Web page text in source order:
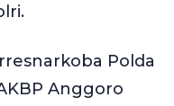
Polda
Anggoro